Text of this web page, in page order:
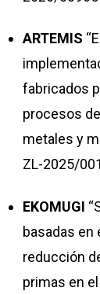
ARTEMIS
fabricados
procesos
metales y
ZL-2025/
EKOMUGI
basadas en
reducción
primas en